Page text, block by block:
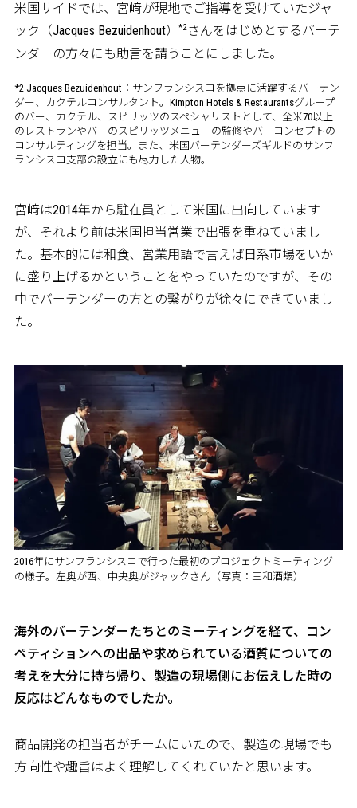
米国サイドでは、宮﨑が現地でご指導を受けていたジャ
ック（Jacques Bezuidenhout）
*2さんをはじめとするバーテ
ンダーの方々にも助言を請うことにしました。
*2 Jacques Bezuidenhout：サンフランシスコを拠点に活躍するバーテン
ダー、カクテルコンサルタント。Kimpton Hotels & Restaurantsグループ
のバー、カクテル、スピリッツのスペシャリストとして、全米70以上
のレストランやバーのスピリッツメニューの監修やバーコンセプトの
コンサルティングを担当。また、米国バーテンダーズギルドのサンフ
ランシスコ支部の設立にも尽力した人物。
宮﨑は2014年から駐在員として米国に出向しています
が、それより前は米国担当営業で出張を重ねていまし
た。基本的には和食、営業用語で言えば日系市場をいか
に盛り上げるかということをやっていたのですが、その
中でバーテンダーの方との繋がりが徐々にできていまし
た。
2016年にサンフランシスコで行った最初のプロジェクトミーティング
の様子。左奥が西、中央奥がジャックさん（写真：三和酒類）
――海外のバーテンダーたちとのミーティングを経て、コン
ペティションへの出品や求められている酒質についての
考えを大分に持ち帰り、製造の現場側にお伝えした時の
反応はどんなものでしたか。
商品開発の担当者がチームにいたので、製造の現場でも
方向性や趣旨はよく理解してくれていたと思います。